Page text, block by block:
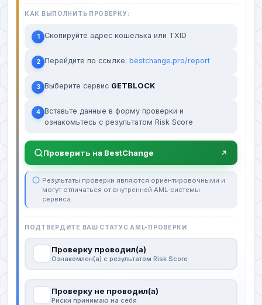
КАК ВЫПОЛНИТЬ ПРОВЕРКУ:
1 Скопируйте адрес кошелька или TXID
2 Перейдите по ссылке: bestchange.pro/report
3 Выберите сервис GETBLOCK
4 Вставьте данные в форму проверки и
ознакомьтесь с результатом Risk Score
Проверить на BestChange
Результаты проверки являются ориентировочными и
могут отличаться от внутренней AML-системы
сервиса.
ПОДТВЕРДИТЕ ВАШ СТАТУС AML-ПРОВЕРКИ
Проверку проводил(а)
Ознакомлен(а) с результатом Risk Score
Проверку не проводил(а)
Риски принимаю на себя